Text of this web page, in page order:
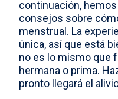
continuación,
consejos sobre
menstrual. La
única, así que está
no es lo mismo que
hermana o prima.
pronto llegará el